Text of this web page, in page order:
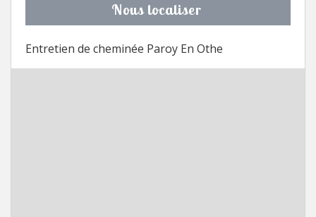
Nous localiser
Entretien de cheminée Paroy En Othe